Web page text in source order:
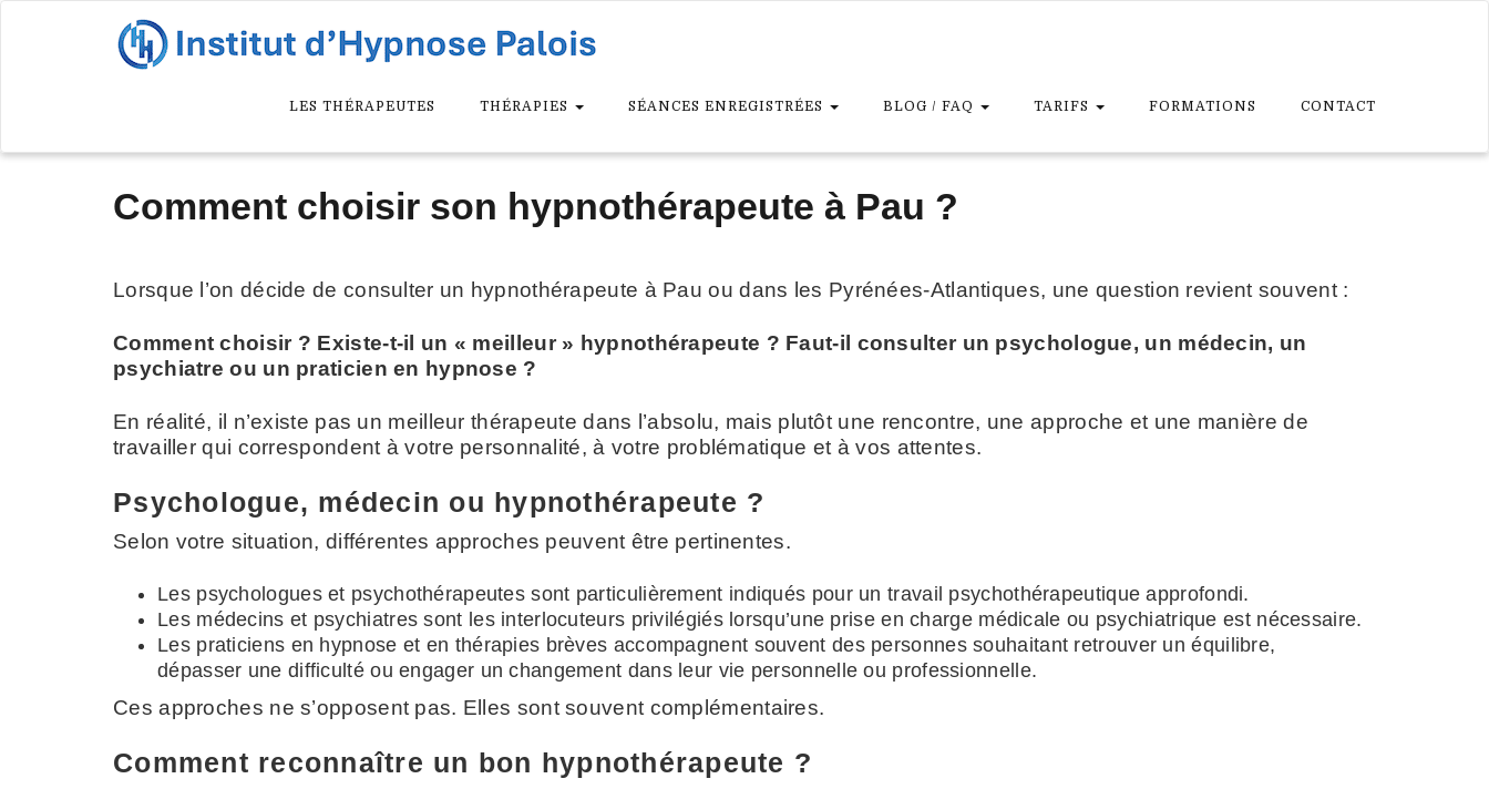
LES THÉRAPEUTES THÉRAPIES SÉANCES ENREGISTRÉES BLOG / FAQ TARIFS FORMATIONS CONTACT
Comment choisir son hypnothérapeute à Pau ?
Lorsque l’on décide de consulter un hypnothérapeute à Pau ou dans les Pyrénées-Atlantiques, une question revient souvent :
Comment choisir ? Existe-t-il un « meilleur » hypnothérapeute ? Faut-il consulter un psychologue, un médecin, un
psychiatre ou un praticien en hypnose ?
En réalité, il n’existe pas un meilleur thérapeute dans l’absolu, mais plutôt une rencontre, une approche et une manière de
travailler qui correspondent à votre personnalité, à votre problématique et à vos attentes.
Psychologue, médecin ou hypnothérapeute ?
Selon votre situation, différentes approches peuvent être pertinentes.
Les psychologues et psychothérapeutes sont particulièrement indiqués pour un travail psychothérapeutique approfondi.
Les médecins et psychiatres sont les interlocuteurs privilégiés lorsqu’une prise en charge médicale ou psychiatrique est nécessaire.
Les praticiens en hypnose et en thérapies brèves accompagnent souvent des personnes souhaitant retrouver un équilibre,
dépasser une difficulté ou engager un changement dans leur vie personnelle ou professionnelle.
Ces approches ne s’opposent pas. Elles sont souvent complémentaires.
Comment reconnaître un bon hypnothérapeute ?